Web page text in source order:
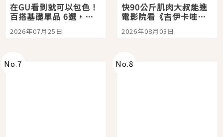
在GU看到就可以包色！
百搭基礎單品 6選，閉
眼全收也不心疼
2026年07月25日
快90公斤肌肉大叔能進
電影院看《吉伊卡哇》
嗎？日本重金屬樂團
「打首」會長與nagano
2026年08月03日
No.7 No.8